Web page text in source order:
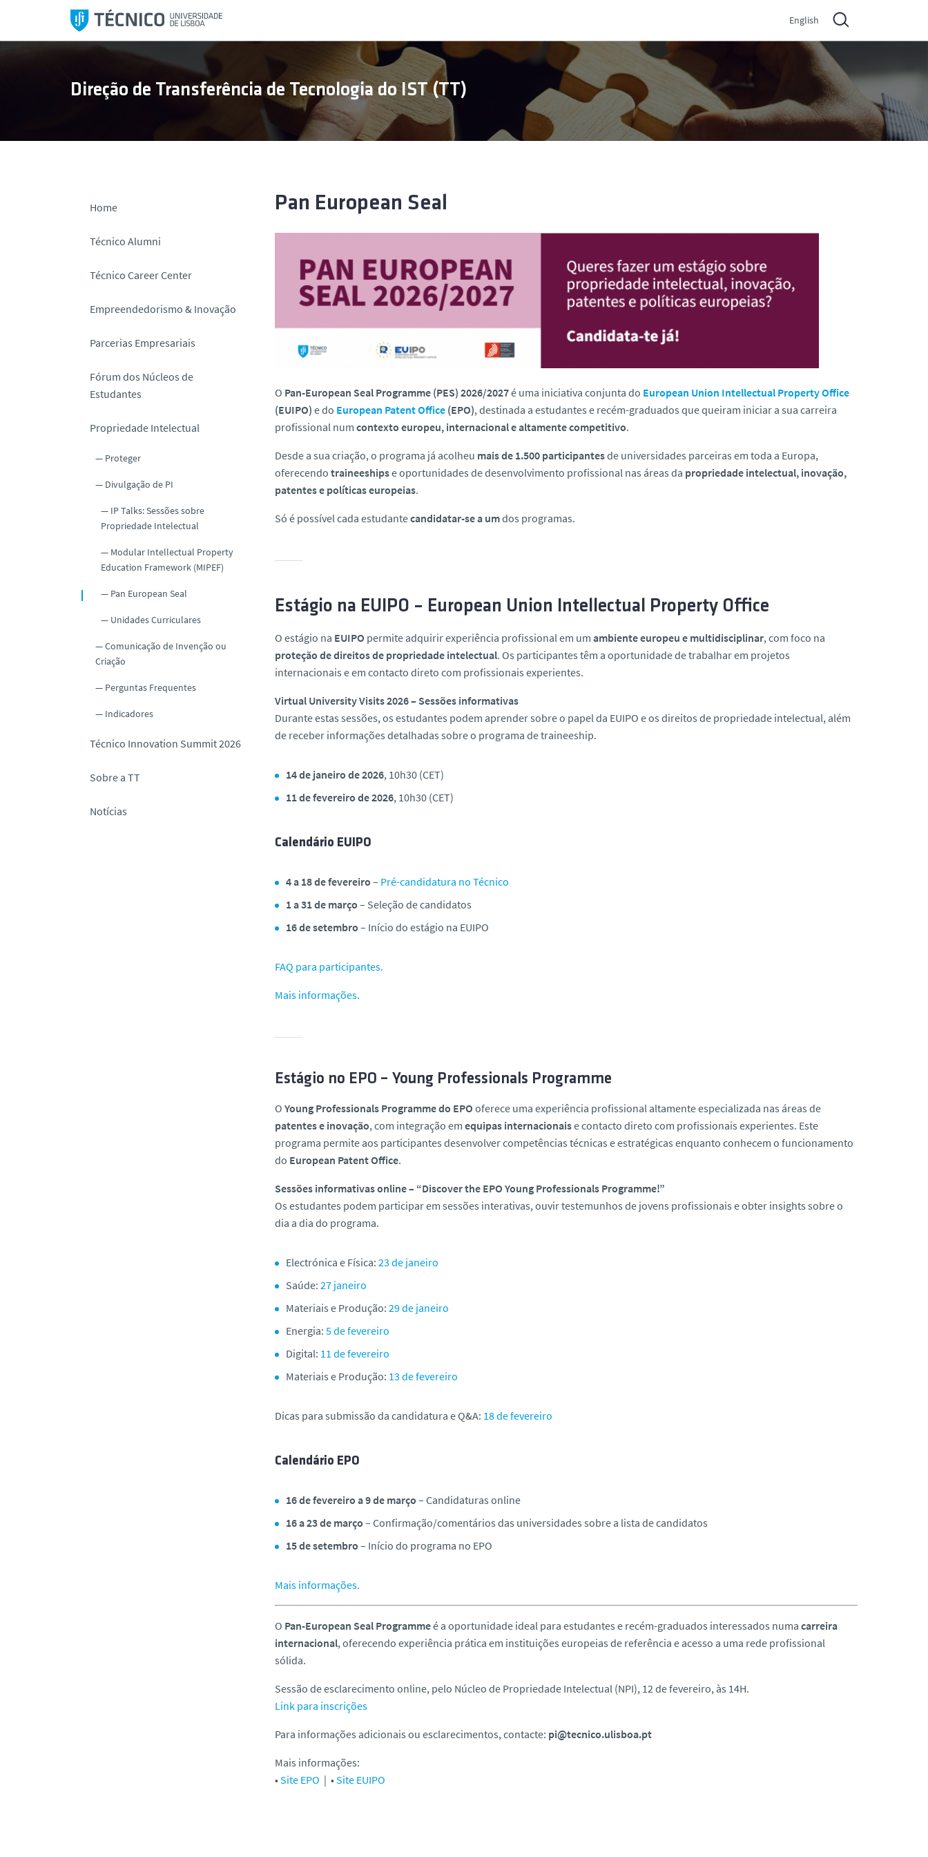
l
English
Direção de Transferência de Tecnologia do IST (TT)
Home
Técnico Alumni
Técnico Career Center
Empreendedorismo & Inovação
Parcerias Empresariais
Fórum dos Núcleos de
Estudantes
Propriedade Intelectual
Proteger
Divulgação de PI
IP Talks: Sessões sobre
Propriedade Intelectual
Modular Intellectual Property
Education Framework (MIPEF)
Pan European Seal
Unidades Curriculares
Comunicação de Invenção ou
Criação
Perguntas Frequentes
Indicadores
Técnico Innovation Summit 2026
Sobre a TT
Notícias
Pan European Seal
O Pan-European Seal Programme (PES) 2026/2027é uma iniciativa conjunta do European Union Intellectual Property Office
(EUIPO) e do European Patent Office (EPO), destinada a estudantes e recém-graduados que queiram iniciar a sua carreira
profissional num contexto europeu, internacional e altamente competitivo.
Desde a sua criação, o programa já acolheu mais de 1.500 participantesde universidades parceiras em toda a Europa,
oferecendo traineeshipse oportunidades de desenvolvimento profissional nas áreas da propriedade intelectual, inovação,
patentes e políticas europeias.
Só é possível cada estudantecandidatar-se a umdos programas.
Estágio na EUIPO – European Union Intellectual Property Office
O estágio na EUIPO permite adquirir experiência profissional em um ambiente europeu e multidisciplinar, com foco na
proteção de direitos de propriedade intelectual. Os participantes têm a oportunidade de trabalhar em projetos
internacionais e em contacto direto com profissionais experientes.
Virtual University Visits 2026 – Sessões informativas
Durante estas sessões, os estudantes podem aprender sobre o papel da EUIPO e os direitos de propriedade intelectual, além
de receber informações detalhadas sobre o programa de traineeship.
14 de janeiro de 2026, 10h30 (CET)
11 de fevereiro de 2026, 10h30 (CET)
Calendário EUIPO
4 a 18 de fevereiro – Pré-candidatura no Técnico
1 a 31 de março – Seleção de candidatos
16 de setembro – Início do estágio na EUIPO
FAQ para participantes.
Mais informações.
Estágio no EPO – Young Professionals Programme
O Young Professionals Programme do EPO oferece uma experiência profissional altamente especializada nas áreas de
patentes e inovação, com integração em equipas internacionaise contacto direto com profissionais experientes. Este
programa permite aos participantes desenvolver competências técnicas e estratégicas enquanto conhecem o funcionamento
do European Patent Office.
Sessões informativas online – “Discover the EPO Young Professionals Programme!”
Os estudantes podem participar em sessões interativas, ouvir testemunhos de jovens profissionais e obter insights sobre o
dia a dia do programa.
Electrónica e Física: 23 de janeiro
Saúde: 27 janeiro
Materiais e Produção: 29 de janeiro
Energia: 5 de fevereiro
Digital: 11 de fevereiro
Materiais e Produção: 13 de fevereiro
Dicas para submissão da candidatura e Q&A: 18 de fevereiro
Calendário EPO
16 de fevereiro a 9 de março – Candidaturas online
16 a 23 de março – Confirmação/comentários das universidades sobre a lista de candidatos
15 de setembro – Início do programa no EPO
Mais informações.
O Pan-European Seal Programmeé a oportunidade ideal para estudantes e recém-graduados interessados numa carreira
internacional, oferecendo experiência prática em instituições europeias de referência e acesso a uma rede profissional
sólida.
Sessão de esclarecimento online, pelo Núcleo de Propriedade Intelectual (NPI), 12 de fevereiro, às 14H.
Link para inscrições
Para informações adicionais ou esclarecimentos, contacte: pi@tecnico.ulisboa.pt
Mais informações:
•Site EPO | •Site EUIPO